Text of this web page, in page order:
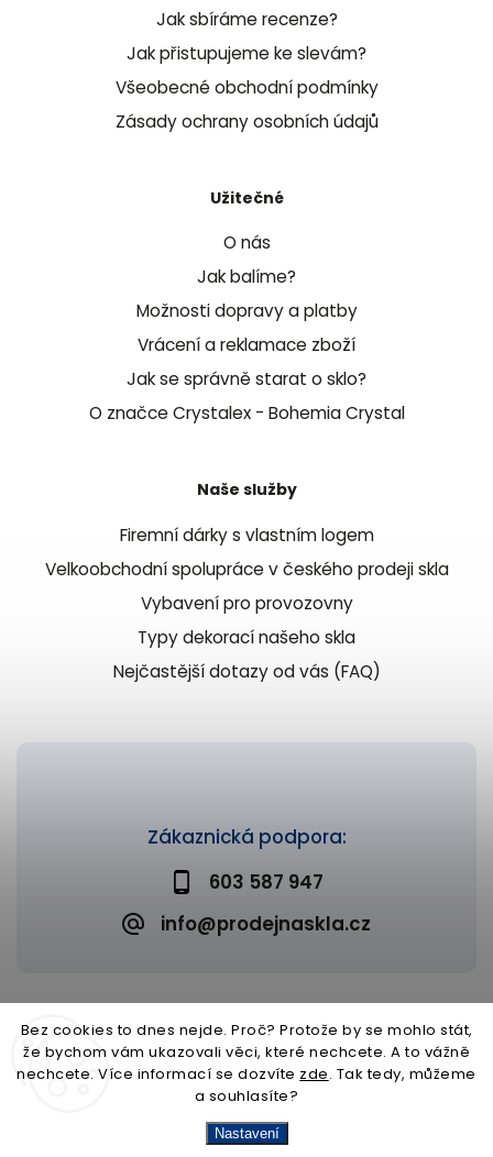
Bez cookies to dnes nejde. Proč? Protože by se mohlo stát,
že bychom vám ukazovali věci, které nechcete. A to vážně
nechcete. Více informací se dozvíte zde. Tak tedy, můžeme
a souhlasíte?
Nastavení
Zákaznická podpora:
603 587 947
info@prodejnaskla.cz
Jak sbíráme recenze?
Jak přistupujeme ke slevám?
Všeobecné obchodní podmínky
Zásady ochrany osobních údajů
Užitečné
O nás
Jak balíme?
Možnosti dopravy a platby
Vrácení a reklamace zboží
Jak se správně starat o sklo?
O značce Crystalex - Bohemia Crystal
Naše služby
Firemní dárky s vlastním logem
Velkoobchodní spolupráce v českého prodeji skla
Vybavení pro provozovny
Typy dekorací našeho skla
Nejčastější dotazy od vás (FAQ)
Copyright 2026Prodejna skla. Všechna práva vyhrazena.
Upravit nastavení cookies
Shoptet| Design